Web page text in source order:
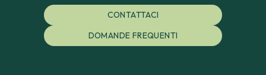
CONTATTACI
DOMANDE FREQUENTI